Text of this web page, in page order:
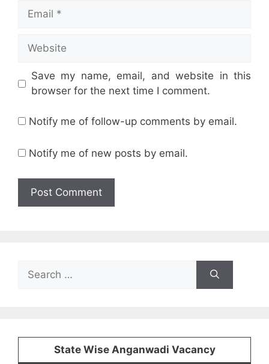
Email
Website
Save my name, email, and website in this
browser for the next time I comment.
Notify me of follow-up comments by email.
Notify me of new posts by email.
for:
State Wise Anganwadi Vacancy